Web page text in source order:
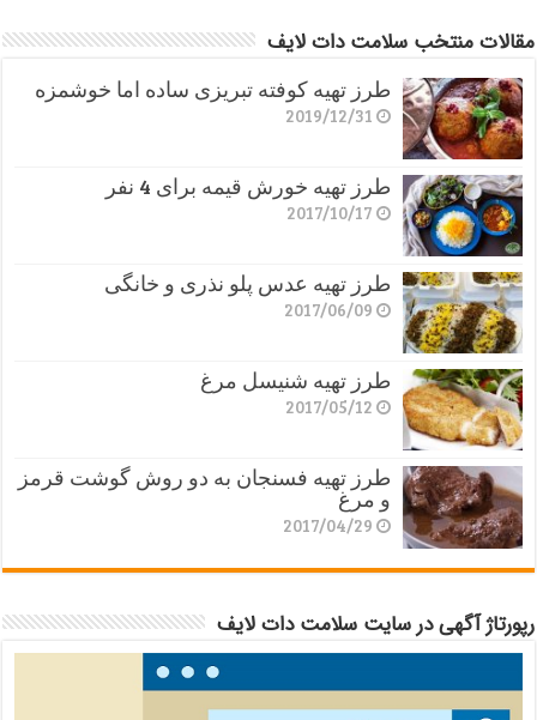
مقالات منتخب سلامت دات لایف
طرز تهیه کوفته تبریزی ساده اما خوشمزه
2019/12/31
طرز تهیه خورش قیمه برای 4 نفر
2017/10/17
طرز تهیه عدس پلو نذری و خانگی
2017/06/09
طرز تهیه شنیسل مرغ
2017/05/12
طرز تهیه فسنجان به دو روش گوشت قرمز
و مرغ
2017/04/29
رپورتاژ آگهی در سایت سلامت دات لایف